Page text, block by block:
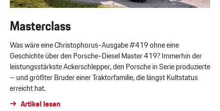
Masterclass
Was wäre eine Christophorus-Ausgabe #419 ohne eine
Geschichte über den Porsche-Diesel Master 419? Immerhin der
leistungsstärkste Ackerschlepper, den Porsche in Serie produzierte
– und größter Bruder einer Traktorfamilie, die längst Kultstatus
erreicht hat.
Artikel lesen